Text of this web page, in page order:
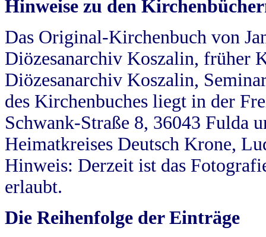
Hinweise zu den
Das Original-Kirchenbuch von
Diözesanarchiv Koszalin, früher
Diözesanarchiv Koszalin,
des Kirchenbuches liegt in der
Schwank-Straße 8, 36043 Fulda
Heimatkreises Deutsch Krone,
Hinweis: Derzeit ist das
erlaubt.
Die Reihenfolge der Einträge